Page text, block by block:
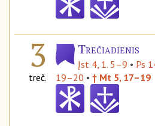
3
treč.
Trečiadienis
Įst 4, 1. 5–9 • Ps
19–20 • † Mt 5, 17–19